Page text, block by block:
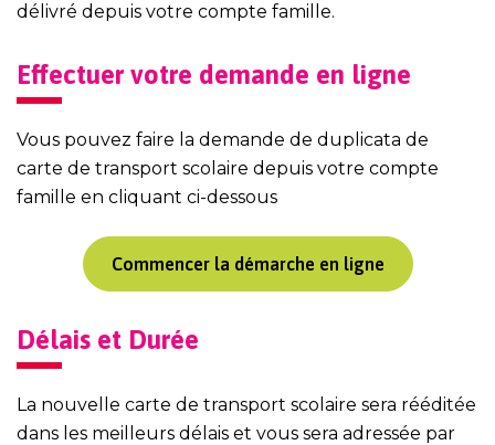
délivré depuis votre compte famille.
Effectuer votre demande en ligne
Vous pouvez faire la demande de duplicata de
carte de transport scolaire depuis votre compte
famille en cliquant ci-dessous
Commencer la démarche en ligne
Délais et Durée
La nouvelle carte de transport scolaire sera rééditée
dans les meilleurs délais et vous sera adressée par